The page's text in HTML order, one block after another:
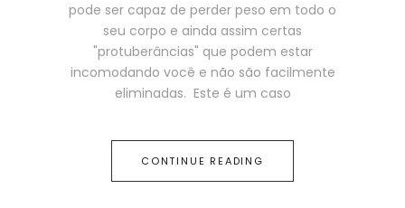
pode ser capaz de perder peso em todo o
seu corpo e ainda assim certas
"protuberâncias" que podem estar
incomodando você e não são facilmente
eliminadas. Este é um caso
CONTINUE READING